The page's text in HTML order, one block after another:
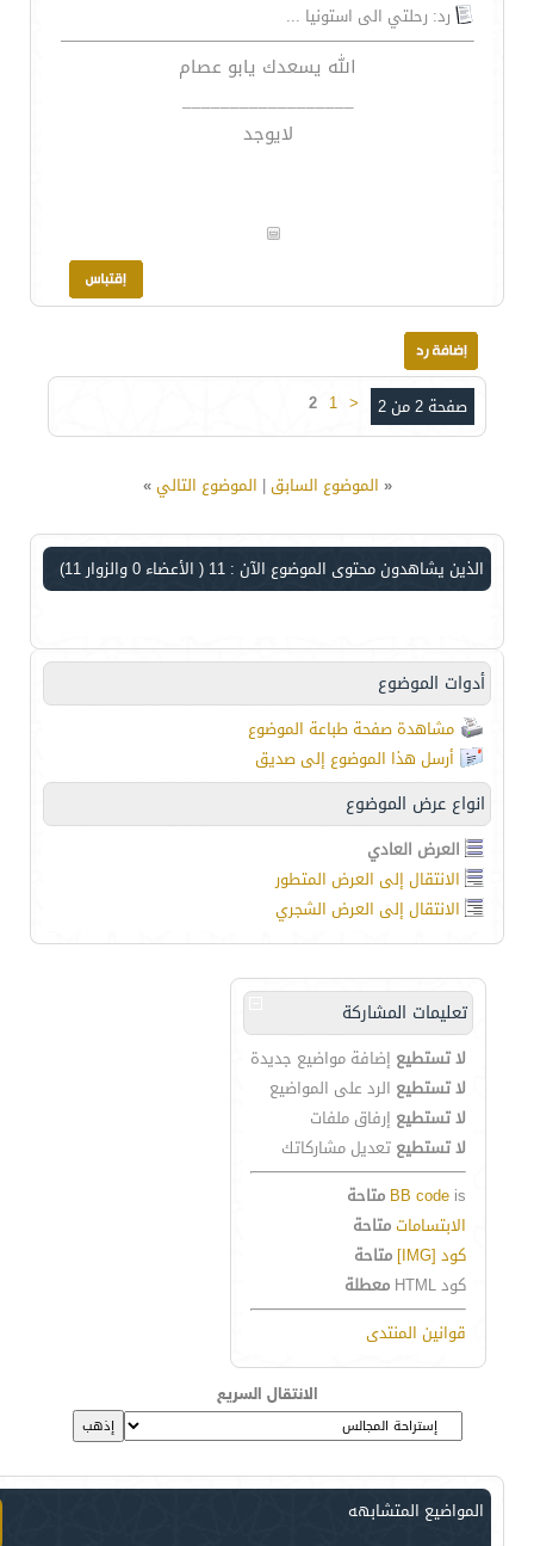
رد: رحلتي الى استونيا ...
الله يسعدك يابو عصام
__________________
لايوجد
صفحة 2 من 2 <
1
2
« الموضوع السابق| الموضوع التالي»
الذين يشاهدون محتوى الموضوع الآن : 11 ( الأعضاء 0 والزوار 11)
أدوات الموضوع
مشاهدة صفحة طباعة الموضوع
أرسل هذا الموضوع إلى صديق
انواع عرض الموضوع
العرض العادي
الانتقال إلى العرض المتطور
الانتقال إلى العرض الشجري
تعليمات المشاركة
لا تستطيع إضافة مواضيع جديدة
لا تستطيع الرد على المواضيع
لا تستطيع إرفاق ملفات
لا تستطيع تعديل مشاركاتك
BB code is
متاحة
الابتساماتمتاحة
كود [IMG]
متاحة
كود HTML
معطلة
قوانين المنتدى
الانتقال السريع
المواضيع المتشابهه